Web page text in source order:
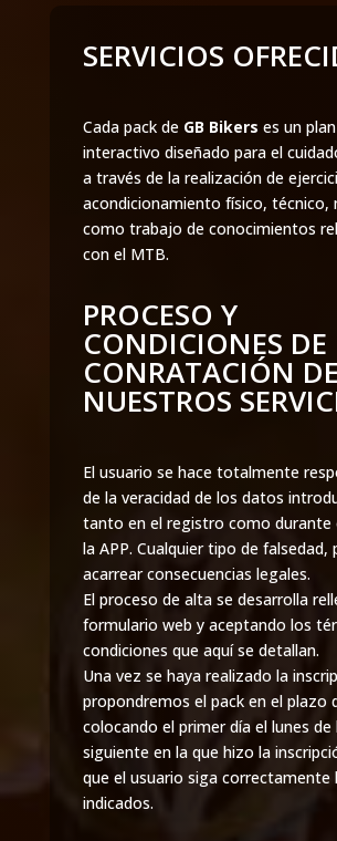
SERVICIOS
Cada pack de GB Bikers es un plan
interactivo diseñado para el
a través de la realización de
acondicionamiento físico, técnico,
como trabajo de conocimientos
con el MTB.
PROCESO Y
CONDICIONES DE
CONRATACIÓN DE
NUESTROS
El usuario se hace totalmente
de la veracidad de los datos
tanto en el registro como durante
la APP. Cualquier tipo de falsedad,
acarrear consecuencias legales.
El proceso de alta se desarrolla
formulario web y aceptando los
condiciones que aquí se detallan.
Una vez se haya realizado la
propondremos el pack en el plazo
colocando el primer día el lunes de
siguiente en la que hizo la
que el usuario siga correctamente
indicados.